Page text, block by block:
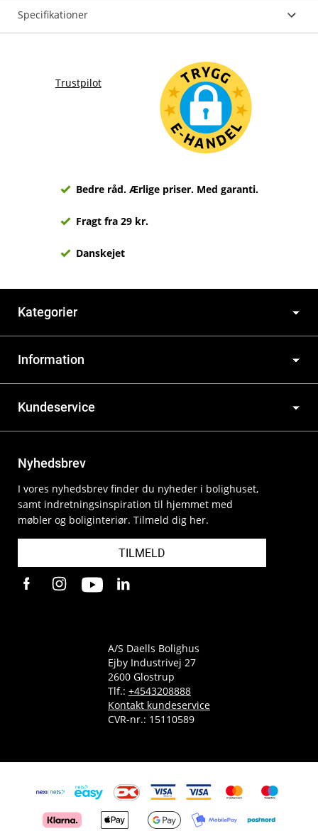
Specifikationer
Trustpilot
Bedre råd. Ærlige priser. Med garanti.
Fragt fra 29 kr.
Danskejet
Kategorier
Information
Kundeservice
Nyhedsbrev
I vores nyhedsbrev finder du nyheder i bolighuset,
samt indretningsinspiration til hjemmet med
møbler og boliginteriør. Tilmeld dig her.
TILMELD
A/S Daells Bolighus
Ejby Industrivej 27
2600 Glostrup
Tlf.: +4543208888
Kontakt kundeservice
CVR-nr.: 15110589